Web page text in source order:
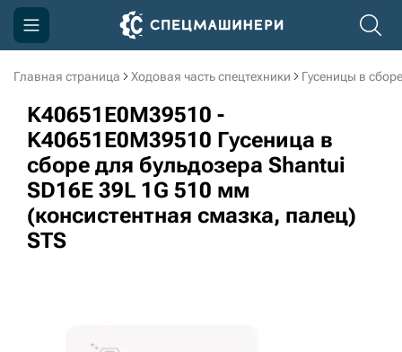
Главная страница Ходовая часть спецтехники Гусеницы в сборе
K40651E0M39510 -
K40651E0M39510 Гусеница в
сборе для бульдозера Shantui
SD16E 39L 1G 510 мм
(консистентная смазка, палец)
STS
Компания
Акции
Доставка и оплата
Информация
Контакты